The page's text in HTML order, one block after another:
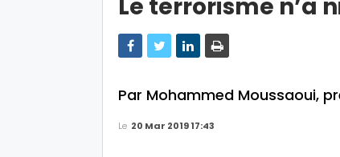
Le terrorisme n’a
Par Mohammed Moussaoui,
Le 20 Mar 2019 17:43